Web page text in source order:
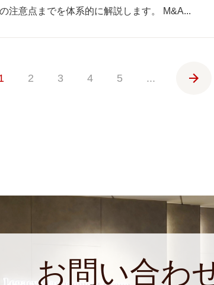
注意点までを体系的に解説します。 M&A...
2 3 4 5 ... »
お問い合わ